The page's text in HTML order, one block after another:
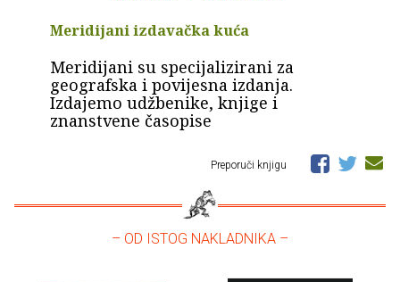
Meridijani izdavačka kuća
Meridijani su specijalizirani za
geografska i povijesna izdanja.
Izdajemo udžbenike, knjige i
znanstvene časopise
Preporuči knjigu
– OD ISTOG NAKLADNIKA –